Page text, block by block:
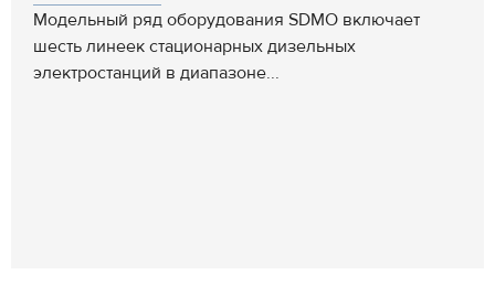
Модельный ряд оборудования SDMO включает
шесть линеек стационарных дизельных
электростанций в диапазоне...